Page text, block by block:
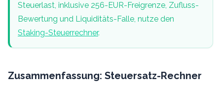
Steuerlast, inklusive 256-EUR-Freigrenze, Zufluss-
Bewertung und Liquiditäts-Falle, nutze den
Staking-Steuerrechner.
Zusammenfassung: Steuersatz-Rechner